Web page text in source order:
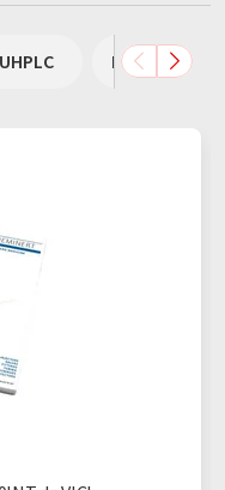
Détecteurs